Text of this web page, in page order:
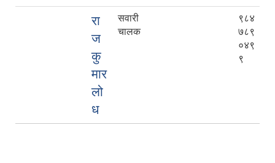
रा
ज
कु
मार
लो
ध
सवारी
चालक
९८४
७८९
०४९
९